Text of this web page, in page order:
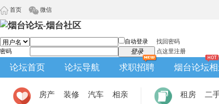
首页 微信
自动登录
找回密码
密码
登录 点这里注册
论坛首页 论坛导航 求职招聘 烟台论坛
房产 装修 汽车
相亲
租房
二